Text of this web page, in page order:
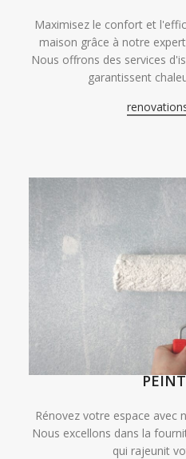
Maximisez le confort et
maison grâce à notre
Nous offrons des services
garantissent
Rénovez votre espace avec
Nous excellons dans la
qui rajeunit